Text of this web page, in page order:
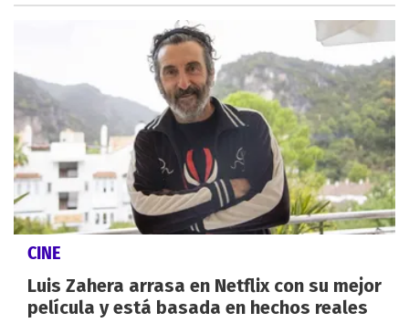
CINE
Luis Zahera arrasa en Netflix con su mejor
película y está basada en hechos reales